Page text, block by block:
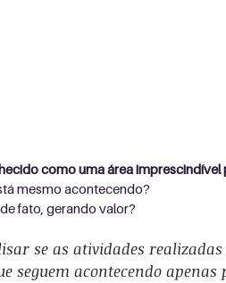
como uma área imprescindível
mesmo acontecendo?
fato, gerando valor?
se as atividades
seguem acontecendo